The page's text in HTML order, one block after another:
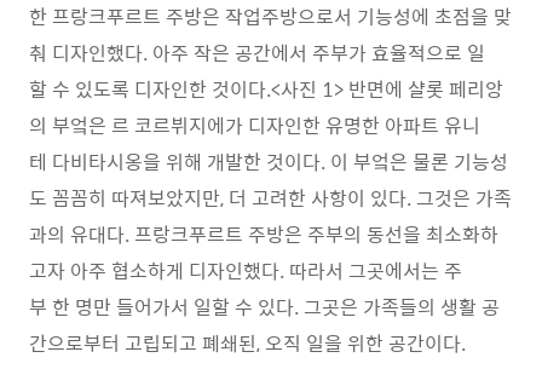
한 프랑크푸르트 주방은 작업주방으로서 기능성에 초점을 맞
춰 디자인했다. 아주 작은 공간에서 주부가 효율적으로 일
할 수 있도록 디자인한 것이다.<사진 1> 반면에 샬롯 페리앙
의 부엌은 르 코르뷔지에가 디자인한 유명한 아파트 유니
테 다비타시옹을 위해 개발한 것이다. 이 부엌은 물론 기능성
도 꼼꼼히 따져보았지만, 더 고려한 사항이 있다. 그것은 가족
과의 유대다. 프랑크푸르트 주방은 주부의 동선을 최소화하
고자 아주 협소하게 디자인했다. 따라서 그곳에서는 주
부 한 명만 들어가서 일할 수 있다. 그곳은 가족들의 생활 공
간으로부터 고립되고 폐쇄된, 오직 일을 위한 공간이다.